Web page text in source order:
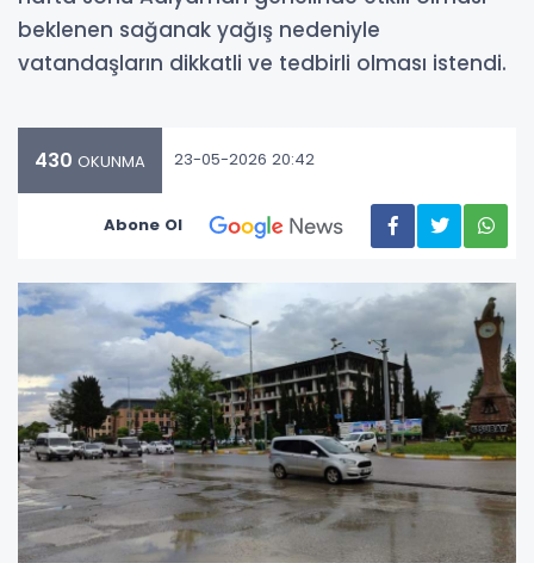
beklenen sağanak yağış nedeniyle
vatandaşların dikkatli ve tedbirli olması istendi.
430 OKUNMA 23-05-2026 20:42
Abone Ol